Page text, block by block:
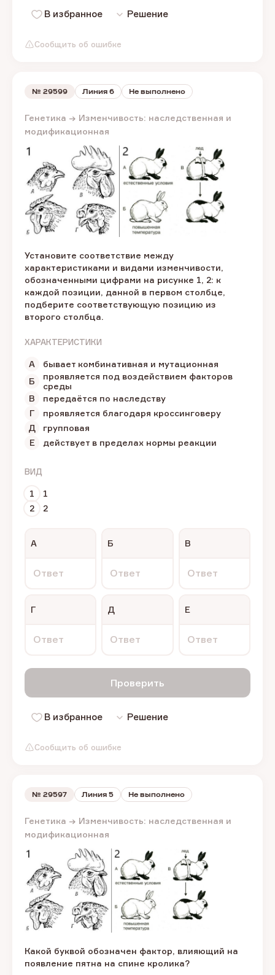
Сообщить об ошибке
В избранное Решение
№ 29599 Линия 6 Не выполнено
Сообщить об ошибке
Генетика → Изменчивость: наследственная и
модификационная
Установите соответствие между
характеристиками и видами изменчивости,
обозначенными цифрами на рисунке 1, 2: к
каждой позиции, данной в первом столбце,
подберите соответствующую позицию из
второго столбца.
ХАРАКТЕРИСТИКИ
А
бывает комбинативная и мутационная
Б
проявляется под воздействием факторов
среды
В
передаётся по наследству
Г
проявляется благодаря кроссинговеру
Д
групповая
Е
действует в пределах нормы реакции
ВИД
1
1
2
2
А
Ответ
Б
Ответ
В
Ответ
Г
Ответ
Д
Ответ
Е
Ответ
Проверить
В избранное Решение
№ 29597 Линия 5 Не выполнено
Генетика → Изменчивость: наследственная и
модификационная
Какой буквой обозначен фактор, влияющий на
появление пятна на спине кролика?